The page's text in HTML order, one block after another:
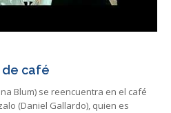
de café
Blum) se reencuentra en el café
(Daniel Gallardo), quien es